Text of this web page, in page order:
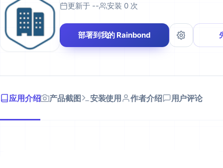
更新于 -- 安装 0 次
部署到我的 Rainbond
应用介绍 产品截图 安装使用 作者介绍 用户评论